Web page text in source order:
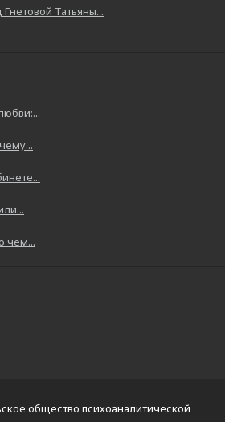
Татьяны...
чем...
общество психоаналитической